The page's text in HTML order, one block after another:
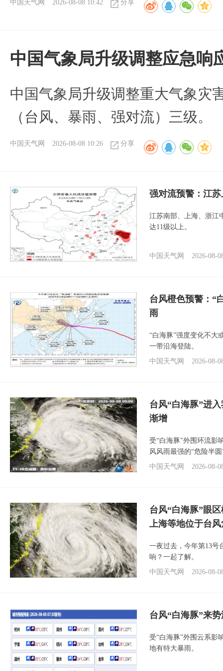
中国天气网 2026-08-08 10:42 分享
中国气象局升级调整应急响
中国气象局升级调整重大气象灾
（台风、暴雨、强对流）三级。
中国天气网 2026-08-08 10:26 分享
强对流预警：江
江苏南部、上海、浙江
达11级以上。
中国天气网 2026-08-
台风橙色预警：“
雨
“白海豚”强度变化不大
一带沿海登陆。
中国天气网
2026-08-
台风“白海豚”进
渐增
受“白海豚”外围环流影
风风雨最强的“危险半
中国天气网
2026-08-
台风“白海豚”眼
上海等地位于台
一夜过去，今年第13号
响？一起了解。
中国天气网
2026-08-
台风“白海豚”来
受“白海豚”外围云系影
地有特大暴雨。